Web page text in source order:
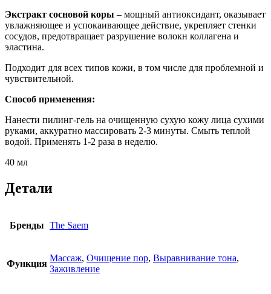
Экстракт сосновой коры – мощный антиоксидант, оказывает
увлажняющее и успокаивающее действие, укрепляет стенки
сосудов, предотвращает разрушение волокн коллагена и
эластина.
Подходит для всех типов кожи, в том числе для проблемной и
чувствительной.
Способ применения:
Нанести пилинг-гель на очищенную сухую кожу лица сухими
руками, аккуратно массировать 2-3 минуты. Смыть теплой
водой. Применять 1-2 раза в неделю.
40 мл
Детали
Бренды The Saem
Функция
Массаж, Очищение пор, Выравнивание тона,
Заживление